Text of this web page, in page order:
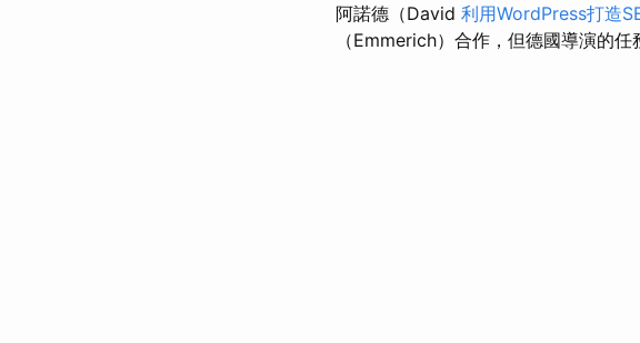
阿諾德（David 利用WordPress打造
（Emmerich）合作，但德國導演的